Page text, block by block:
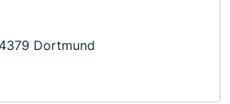
Dortmund